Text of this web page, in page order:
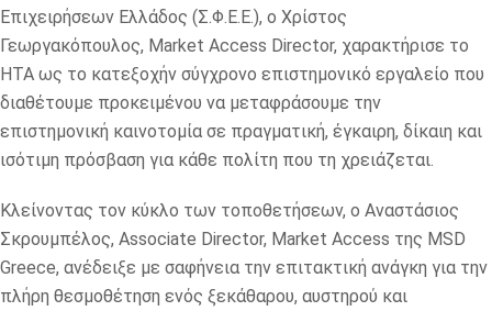
Επιχειρήσεων Ελλάδος (Σ.Φ.Ε.Ε.), ο Χρίστος
Γεωργακόπουλος, Market Access Director, χαρακτήρισε το
HTA ως το κατεξοχήν σύγχρονο επιστημονικό εργαλείο που
διαθέτουμε προκειμένου να μεταφράσουμε την
επιστημονική καινοτομία σε πραγματική, έγκαιρη, δίκαιη και
ισότιμη πρόσβαση για κάθε πολίτη που τη χρειάζεται.
Κλείνοντας τον κύκλο των τοποθετήσεων, ο Αναστάσιος
Σκρουμπέλος, Associate Director, Market Access της MSD
Greece, ανέδειξε με σαφήνεια την επιτακτική ανάγκη για την
πλήρη θεσμοθέτηση ενός ξεκάθαρου, αυστηρού και